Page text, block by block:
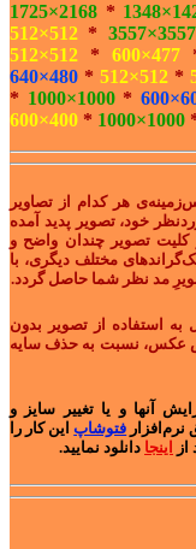
1725×2168 *
512×512 * 3557×3557
512×512 *600×477
640×480 * 512×512 *
* 1000×1000*
600×400 * 1000×1000
هر کدام از تصاویر
خود، تصویر پدید آمده
کلیت تصویر چندان واضح و
مختلف دیگری، با
مد نظر شما حاصل گردد.
استفاده از تصویر بدون
عکس، نسبت به حذف سایه
آنها و یا تغییر سایز و
فتوشاپاین کار را
اینجا دانلود نمایید.